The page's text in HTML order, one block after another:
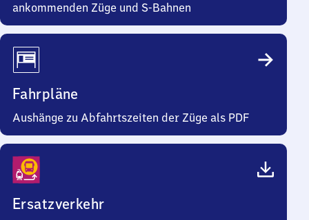
ankommenden Züge und S-Bahnen
Fahrpläne
Aushänge zu Abfahrtszeiten der Züge als PDF
Ersatzverkehr